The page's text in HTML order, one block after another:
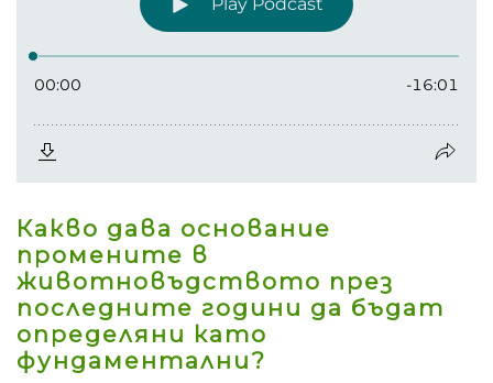
Какво дава основание
промените в
животновъдството през
последните години да бъдат
определяни като
фундаментални?